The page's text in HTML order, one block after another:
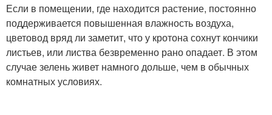
Если в помещении, где находится растение, постоянно
поддерживается повышенная влажность воздуха,
цветовод вряд ли заметит, что у кротона сохнут кончики
листьев, или листва безвременно рано опадает. В этом
случае зелень живет намного дольше, чем в обычных
комнатных условиях.